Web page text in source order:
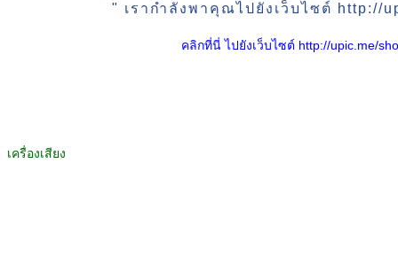
" เรากำลังพาคุณไปยังเว็บไซต์ http://
คลิกที่นี่ ไปยังเว็บไซต์ http://upic.me/
เครื่องเสียง